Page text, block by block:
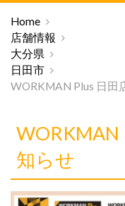
Home
店舗情報
大分県
日田市
WORKMAN Plus 日田
WORKMAN
知らせ